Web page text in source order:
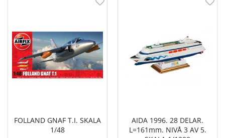
FOLLAND GNAF T.I. SKALA
1/48
AIDA 1996. 28 DELAR.
L=161mm. NIVÅ 3 AV 5.